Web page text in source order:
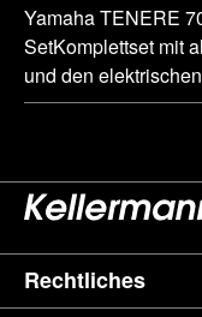
Yamaha TENERE
SetKomplettset mit
und den
Rechtliches